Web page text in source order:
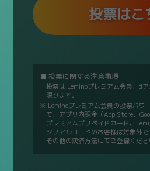
投票はこ
■ 投票に関する注意事項
・投票は Leminoプレミアム会員、d
限ります。
※ Leminoプレミアム会員の投票パワ
て、アプリ内課金（App Store、
プレミアムプリペイドカード、
シリアルコードのお客様は対象外で
その他の決済方法にてご登録くださ